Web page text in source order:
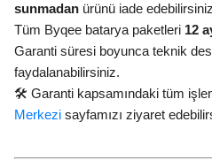
sunmadan ürünü iade
Tüm Byqee batarya paketleri 12
Garanti süresi boyunca teknik
faydalanabilirsiniz.
🛠️ Garanti kapsamındaki tüm
Merkezi sayfamızı ziyaret